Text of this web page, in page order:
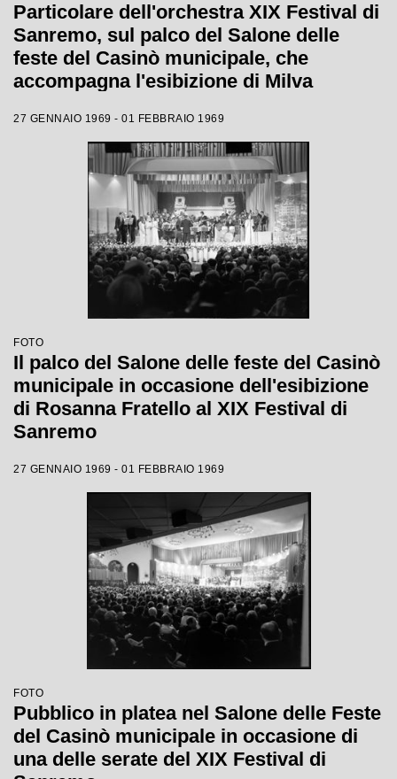
Particolare dell'orchestra XIX Festival di
Sanremo, sul palco del Salone delle
feste del Casinò municipale, che
accompagna l'esibizione di Milva
27 GENNAIO 1969 - 01 FEBBRAIO 1969
FOTO
Il palco del Salone delle feste del Casinò
municipale in occasione dell'esibizione
di Rosanna Fratello al XIX Festival di
Sanremo
27 GENNAIO 1969 - 01 FEBBRAIO 1969
FOTO
Pubblico in platea nel Salone delle Feste
del Casinò municipale in occasione di
una delle serate del XIX Festival di